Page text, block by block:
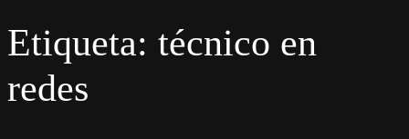
Etiqueta: técnico en
redes